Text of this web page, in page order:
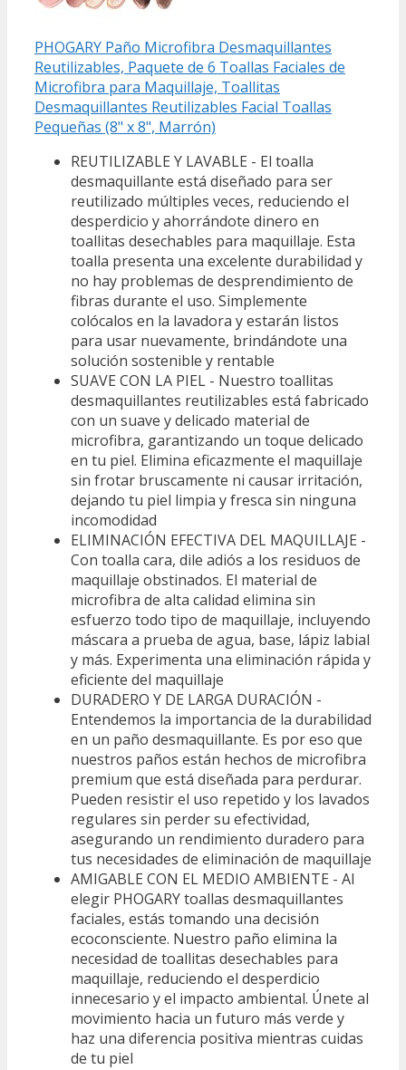
PHOGARY Paño Microfibra Desmaquillantes
Reutilizables, Paquete de 6 Toallas Faciales de
Microfibra para Maquillaje, Toallitas
Desmaquillantes Reutilizables Facial Toallas
Pequeñas (8" x 8", Marrón)
REUTILIZABLE Y LAVABLE - El toalla
desmaquillante está diseñado para ser
reutilizado múltiples veces, reduciendo el
desperdicio y ahorrándote dinero en
toallitas desechables para maquillaje. Esta
toalla presenta una excelente durabilidad y
no hay problemas de desprendimiento de
fibras durante el uso. Simplemente
colócalos en la lavadora y estarán listos
para usar nuevamente, brindándote una
solución sostenible y rentable
SUAVE CON LA PIEL - Nuestro toallitas
desmaquillantes reutilizables está fabricado
con un suave y delicado material de
microfibra, garantizando un toque delicado
en tu piel. Elimina eficazmente el maquillaje
sin frotar bruscamente ni causar irritación,
dejando tu piel limpia y fresca sin ninguna
incomodidad
ELIMINACIÓN EFECTIVA DEL MAQUILLAJE -
Con toalla cara, dile adiós a los residuos de
maquillaje obstinados. El material de
microfibra de alta calidad elimina sin
esfuerzo todo tipo de maquillaje, incluyendo
máscara a prueba de agua, base, lápiz labial
y más. Experimenta una eliminación rápida y
eficiente del maquillaje
DURADERO Y DE LARGA DURACIÓN -
Entendemos la importancia de la durabilidad
en un paño desmaquillante. Es por eso que
nuestros paños están hechos de microfibra
premium que está diseñada para perdurar.
Pueden resistir el uso repetido y los lavados
regulares sin perder su efectividad,
asegurando un rendimiento duradero para
tus necesidades de eliminación de maquillaje
AMIGABLE CON EL MEDIO AMBIENTE - Al
elegir PHOGARY toallas desmaquillantes
faciales, estás tomando una decisión
ecoconsciente. Nuestro paño elimina la
necesidad de toallitas desechables para
maquillaje, reduciendo el desperdicio
innecesario y el impacto ambiental. Únete al
movimiento hacia un futuro más verde y
haz una diferencia positiva mientras cuidas
de tu piel